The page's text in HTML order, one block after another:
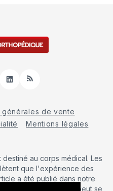
LinkedInRSS
générales de vente
Mentions légales
destiné au corps médical. Les
que l'expérience des
a été publié dans notre
chirurgicale ne peut se